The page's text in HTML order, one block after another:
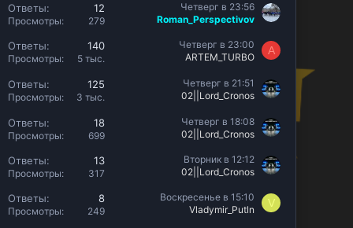
Ответы 12
Просмотры 279
Четверг в 23:56
Roman_Perspectivov
Ответы 140
Просмотры 5 тыс.
Четверг в 23:00
ARTEM_TURBO
A
Ответы 125
Просмотры 3 тыс.
Четверг в 21:51
02||Lord_Cronos
Ответы 18
Просмотры 699
Четверг в 18:08
02||Lord_Cronos
Ответы 13
Просмотры 317
Вторник в 12:12
02||Lord_Cronos
Ответы 8
Просмотры 249
Воскресенье в 15:10
Vladymir_Putln
V